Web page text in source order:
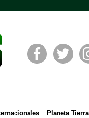
Planeta Tierra